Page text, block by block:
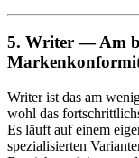
5. Writer — Am
Writer ist das am
wohl das
Es läuft auf einem
spezialisierten